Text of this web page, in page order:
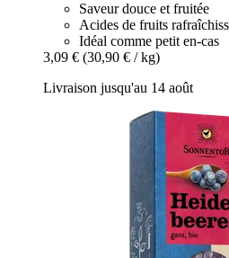
Saveur douce et fruitée
Acides de fruits
Idéal comme petit en-cas
3,09 € (30,90 € / kg)
Livraison jusqu'au 14 août